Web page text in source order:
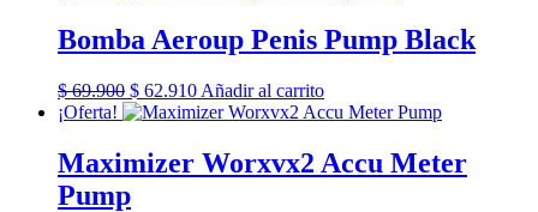
Bomba Aeroup Penis Pump Black
$69.900 El
precio
era:
$ 69.900.
$ 62.910El
precio
es:
$ 62.910.
Añadir al carrito
¡Oferta!
Maximizer Worxvx2 Accu Meter
Pump